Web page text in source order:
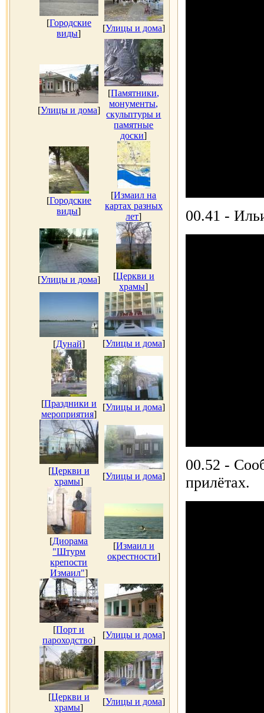
[Городские
виды]
[Улицы и дома]
[Улицы и дома]
[Памятники,
монументы,
скульптуры и
памятные
доски]
[Городские
виды]
[Измаил на
картах разных
лет]
[Улицы и дома] [Церкви и
храмы]
[Дунай] [Улицы и дома]
[Праздники и
мероприятия]
[Улицы и дома]
[Церкви и
храмы]
[Улицы и дома]
[Диорама
"Штурм
крепости
Измаил"]
[Измаил и
окрестности]
[Порт и
пароходство]
[Улицы и дома]
[Церкви и
храмы]
[Улицы и дома]
00.41 -
00.52 -
прилётах.